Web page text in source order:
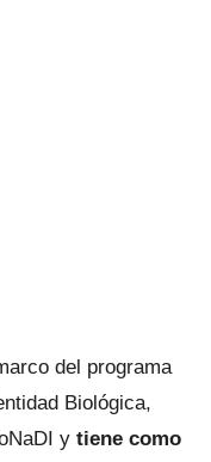
del programa
Biológica,
y tiene como